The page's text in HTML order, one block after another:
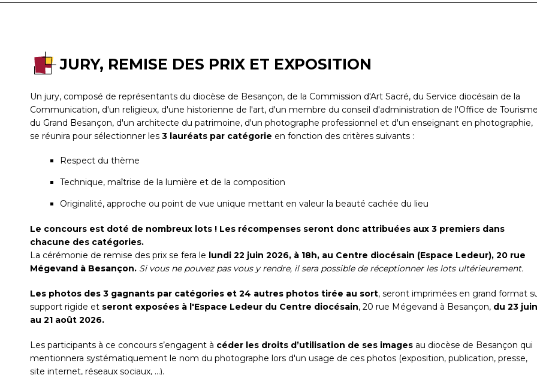
JURY, REMISE DES PRIX ET EXPOSITION
Un jury, composé de représentants du diocèse de Besançon, de la Commission d'Art Sacré, du Service diocésain de la
Communication, d'un religieux, d'une historienne de l'art, d'un membre du conseil d'administration de l'Office de Tourisme
du Grand Besançon, d'un architecte du patrimoine, d'un photographe professionnel et d'un enseignant en photographie,
se réunira pour sélectionner les 3 lauréats par catégorie en fonction des critères suivants :
Respect du thème
Technique, maîtrise de la lumière et de la composition
Originalité, approche ou point de vue unique mettant en valeur la beauté cachée du lieu
Le concours est doté de nombreux lots ! Les récompenses seront donc attribuées aux 3 premiers dans
chacune des catégories.
La cérémonie de remise des prix se fera le lundi 22 juin 2026, à 18h, au Centre diocésain (Espace Ledeur), 20 rue
Mégevand à Besançon. Si vous ne pouvez pas vous y rendre, il sera possible de réceptionner les lots ultérieurement.
Les photos des 3 gagnants par catégories et 24 autres photos tirée au sort, seront imprimées en grand format
support rigide et seront exposées à l'Espace Ledeur du Centre diocésain, 20 rue Mégevand à Besançon, du 23 juin
au 21 août 2026.
Les participants à ce concours s’engagent à céder les droits d’utilisation de ses images au diocèse de Besançon qui
mentionnera systématiquement le nom du photographe lors d'un usage de ces photos (exposition, publication, presse,
site internet, réseaux sociaux, …).